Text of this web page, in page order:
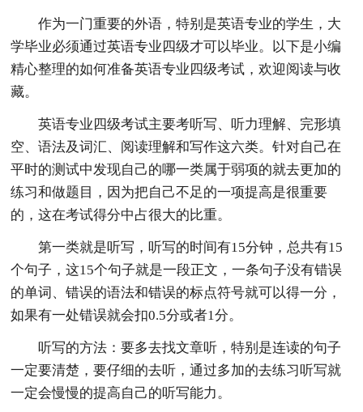
作为一门重要的外语，特别是英语专业的学生，大
学毕业必须通过英语专业四级才可以毕业。以下是小编
精心整理的如何准备英语专业四级考试，欢迎阅读与收
藏。
英语专业四级考试主要考听写、听力理解、完形填
空、语法及词汇、阅读理解和写作这六类。针对自己在
平时的测试中发现自己的哪一类属于弱项的就去更加的
练习和做题目，因为把自己不足的一项提高是很重要
的，这在考试得分中占很大的比重。
第一类就是听写，听写的时间有15分钟，总共有15
个句子，这15个句子就是一段正文，一条句子没有错误
的单词、错误的语法和错误的标点符号就可以得一分，
如果有一处错误就会扣0.5分或者1分。
听写的方法：要多去找文章听，特别是连读的句子
一定要清楚，要仔细的去听，通过多加的去练习听写就
一定会慢慢的提高自己的听写能力。